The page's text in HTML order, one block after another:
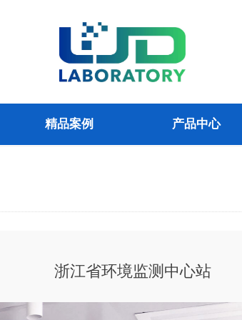
产品中心
精品案例
浙江省环境监测中心站